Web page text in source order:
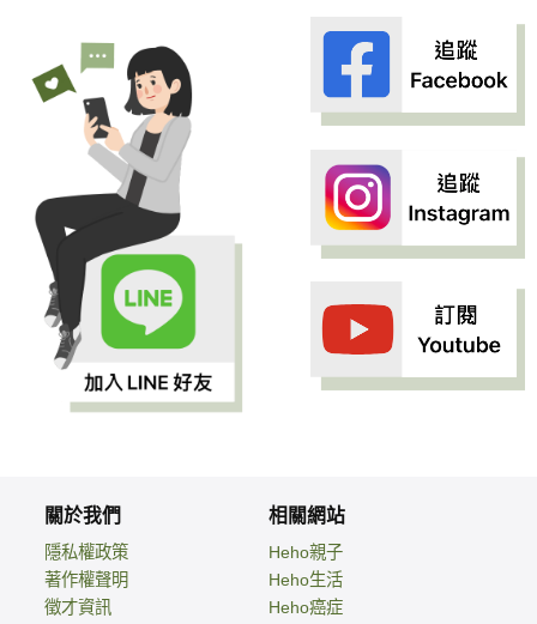
關於我們
隱私權政策
著作權聲明
徵才資訊
相關網站
Heho親子
Heho生活
Heho癌症